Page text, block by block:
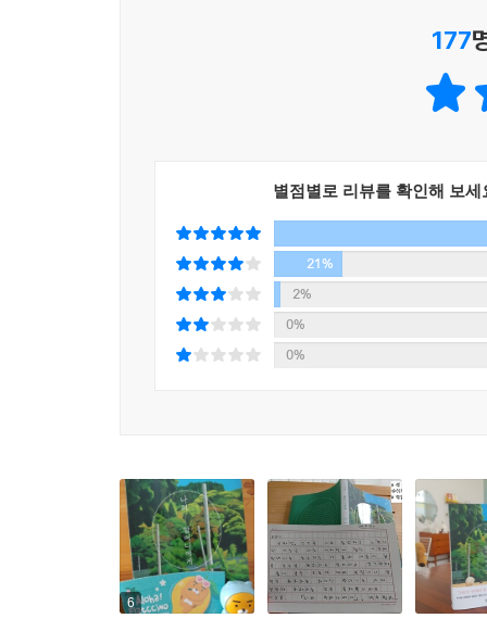
‘여자 어른’으로서 할머니는 여전히 우리와 같은
있다. 남편에게도 가정에서의 동등한 권위를 (
이 책은 누구도 주목하지 않았던 ‘할머니’의 존
화자의 주문을 생생한 문장으로 풀어낸다.
2020년 현대문학상을 수상한 백수린의 「흑설
믿었”지만, 결국엔 “낯선 섬에 홀로 표착한 것 같
젊은작가상 최다 수상자인 손보미의 「위대한 유
적 이 집에서 가정부로 일했던 아주머니와 조우하
2018년 대산문학상을 수상한 최은미의 「11월행
무언가를 (……) 영영 두고 오게” 되는 화자를 통해
177
별점별로 리뷰를 확인해 보세
21%
2%
0%
0%
6